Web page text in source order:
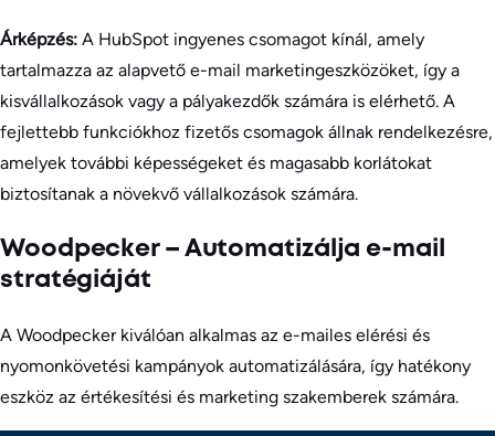
Árképzés: A HubSpot ingyenes csomagot kínál, amely
tartalmazza az alapvető e-mail marketingeszközöket, így a
kisvállalkozások vagy a pályakezdők számára is elérhető. A
fejlettebb funkciókhoz fizetős csomagok állnak rendelkezésre,
amelyek további képességeket és magasabb korlátokat
biztosítanak a növekvő vállalkozások számára.
Woodpecker – Automatizálja e-mail
stratégiáját
A Woodpecker kiválóan alkalmas az e-mailes elérési és
nyomonkövetési kampányok automatizálására, így hatékony
eszköz az értékesítési és marketing szakemberek számára.